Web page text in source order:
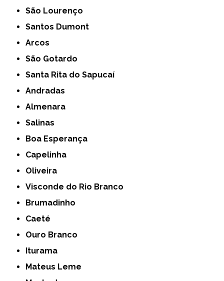
São Lourenço
Santos Dumont
Arcos
São Gotardo
Santa Rita do Sapucaí
Andradas
Almenara
Salinas
Boa Esperança
Capelinha
Oliveira
Visconde do Rio Branco
Brumadinho
Caeté
Ouro Branco
Iturama
Mateus Leme